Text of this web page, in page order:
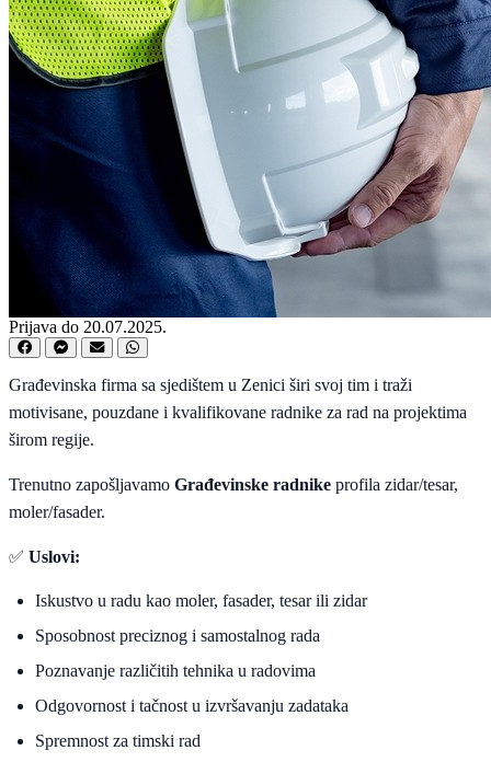
Prijava do 20.07.2025.
Građevinska firma sa sjedištem u Zenici širi svoj tim i traži
motivisane, pouzdane i kvalifikovane radnike za rad na projektima
širom regije.
Trenutno zapošljavamo Građevinske radnike profila zidar/tesar,
moler/fasader.
✅ Uslovi:
Iskustvo u radu kao moler, fasader, tesar ili zidar
Sposobnost preciznog i samostalnog rada
Poznavanje različitih tehnika u radovima
Odgovornost i tačnost u izvršavanju zadataka
Spremnost za timski rad